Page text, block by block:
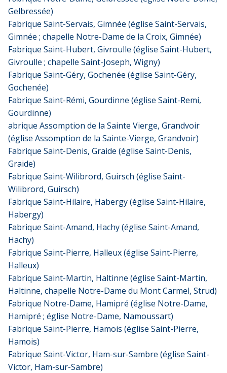
Gelbressée)
Fabrique Saint-Servais, Gimnée (église Saint-Servais,
Gimnée ; chapelle Notre-Dame de la Croix, Gimnée)
Fabrique Saint-Hubert, Givroulle (église Saint-Hubert,
Givroulle ; chapelle Saint-Joseph, Wigny)
Fabrique Saint-Géry, Gochenée (église Saint-Géry,
Gochenée)
Fabrique Saint-Rémi, Gourdinne (église Saint-Remi,
Gourdinne)
abrique Assomption de la Sainte Vierge, Grandvoir
(église Assomption de la Sainte-Vierge, Grandvoir)
Fabrique Saint-Denis, Graide (église Saint-Denis,
Graide)
Fabrique Saint-Wilibrord, Guirsch (église Saint-
Wilibrord, Guirsch)
Fabrique Saint-Hilaire, Habergy (église Saint-Hilaire,
Habergy)
Fabrique Saint-Amand, Hachy (église Saint-Amand,
Hachy)
Fabrique Saint-Pierre, Halleux (église Saint-Pierre,
Halleux)
Fabrique Saint-Martin, Haltinne (église Saint-Martin,
Haltinne, chapelle Notre-Dame du Mont Carmel, Strud)
Fabrique Notre-Dame, Hamipré (église Notre-Dame,
Hamipré ; église Notre-Dame, Namoussart)
Fabrique Saint-Pierre, Hamois (église Saint-Pierre,
Hamois)
Fabrique Saint-Victor, Ham-sur-Sambre (église Saint-
Victor, Ham-sur-Sambre)